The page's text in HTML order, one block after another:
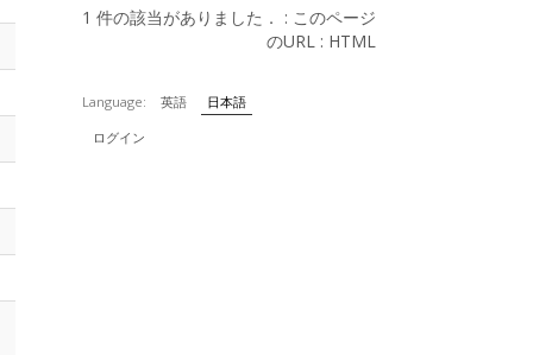
1 件の該当がありました． : このページ
のURL : HTML
Language: 英語
日本語
ログイン